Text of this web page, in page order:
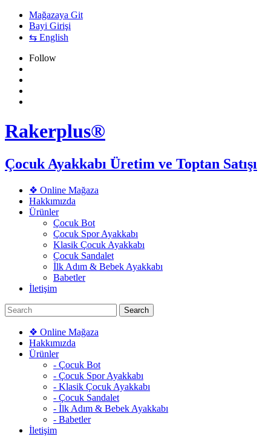
Mağazaya Git
Bayi Girişi
⇆ English
Follow
Rakerplus®
Çocuk Ayakkabı Üretim ve Toptan Satışı
❖ Online Mağaza
Hakkımızda
Ürünler
Çocuk Bot
Çocuk Spor Ayakkabı
Klasik Çocuk Ayakkabı
Çocuk Sandalet
İlk Adım & Bebek Ayakkabı
Babetler
İletişim
❖ Online Mağaza
Hakkımızda
Ürünler
- Çocuk Bot
- Çocuk Spor Ayakkabı
- Klasik Çocuk Ayakkabı
- Çocuk Sandalet
- İlk Adım & Bebek Ayakkabı
- Babetler
İletişim